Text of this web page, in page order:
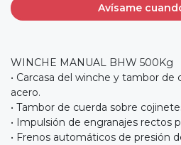
Avísame
WINCHE MANUAL BHW 500Kg
• Carcasa del winche y tambor de
acero.
• Tambor de cuerda sobre
• Impulsión de engranajes rectos
• Frenos automáticos de presión